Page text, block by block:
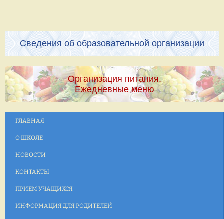
Сведения об образовательной организации
Организация питания.
Ежедневные меню
ГЛАВНАЯ
О ШКОЛЕ
НОВОСТИ
КОНТАКТЫ
ПРИЕМ УЧАЩИХСЯ
ИНФОРМАЦИЯ ДЛЯ РОДИТЕЛЕЙ